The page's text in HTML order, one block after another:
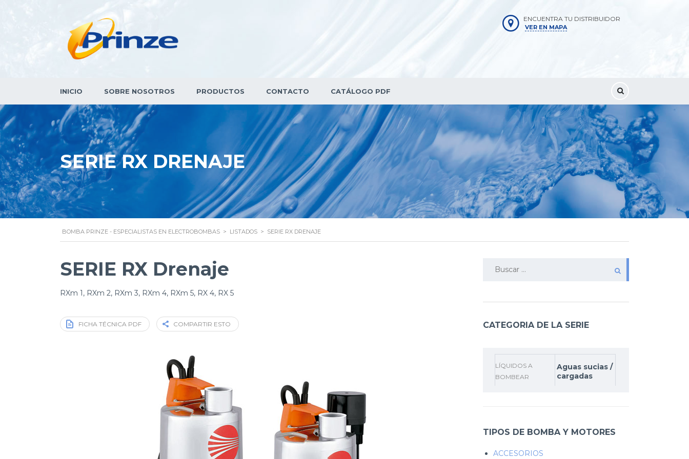
ENCUENTRA TU DISTRIBUIDOR
VER EN MAPA
INICIO SOBRE NOSOTROS PRODUCTOS CONTACTO CATÁLOGO PDF
SERIE RX DRENAJE
BOMBA PRINZE - ESPECIALISTAS EN ELECTROBOMBAS > LISTADOS > SERIE RX DRENAJE
SERIE RX Drenaje
RXm 1, RXm 2, RXm 3, RXm 4, RXm 5, RX 4, RX 5
FICHA TÉCNICA PDF COMPARTIR ESTO CATEGORIA DE LA SERIE
LÍQUIDOS A
BOMBEAR
Aguas sucias /
cargadas
TIPOS DE BOMBA Y MOTORES
ACCESORIOS